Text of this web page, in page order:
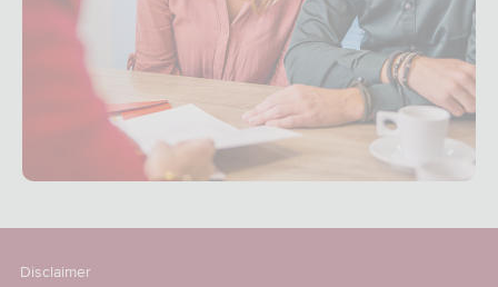
Disclaimer